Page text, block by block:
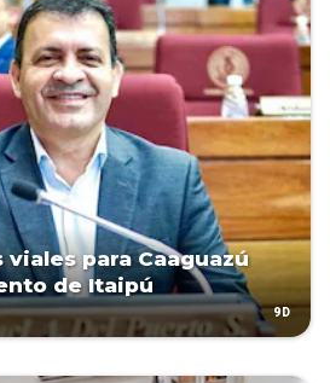
para Caaguazú
de Itaipú
9D